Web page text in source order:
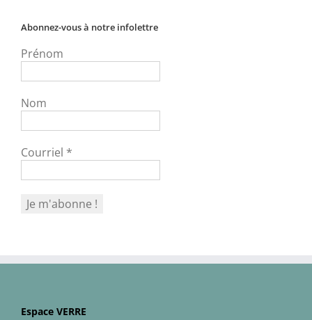
Abonnez-vous à notre infolettre
Prénom
Nom
Courriel *
Espace VERRE